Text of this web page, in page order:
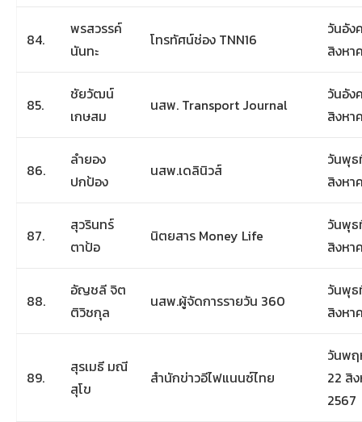
84.
พรสวรรค์
นันทะ
โทรทัศน์ช่อง TNN16
วันอัง
สิงหา
85.
ชัยวัฒน์
เกษสม
นสพ. Transport Journal
วันอัง
สิงหา
86.
ลำยอง
ปกป้อง
นสพ.เดลินิวส์
วันพุธ
สิงหา
87.
สุวรินทร์
ตาป้อ
นิตยสาร Money Life
วันพุธ
สิงหา
88.
อัญชลี จิต
ติวิชกุล
นสพ.ผู้จัดการรายวัน 360
วันพุธ
สิงหา
89.
สุรเมธี มณี
สุโข
สำนักข่าวอีไฟแนนซ์ไทย
วันพ
22 สิ
2567